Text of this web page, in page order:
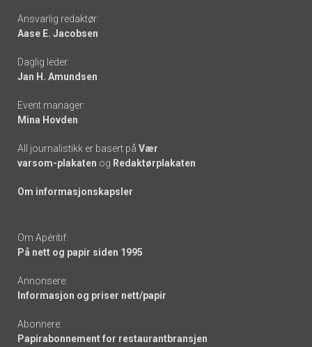
Footer
-
links
Ansvarlig redaktør:
Aase E. Jacobsen
Daglig leder:
Jan H. Amundsen
Event manager:
Mina Hovden
All journalistikk er basert på Vær
varsom-plakaten og Redaktørplakaten
Om informasjonskapsler
Om Apéritif:
På nett og papir siden 1995
Annonsere:
Informasjon og priser nett/papir
Abonnere:
Papirabonnement for restaurantbransjen